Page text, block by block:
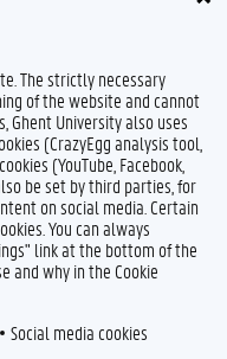
The strictly necessary
of the website and cannot
Ghent University also uses
(CrazyEgg analysis tool,
(YouTube, Facebook,
be set by third parties, for
on social media. Certain
You can always
link at the bottom of the
and why in the Cookie
Social media cookies